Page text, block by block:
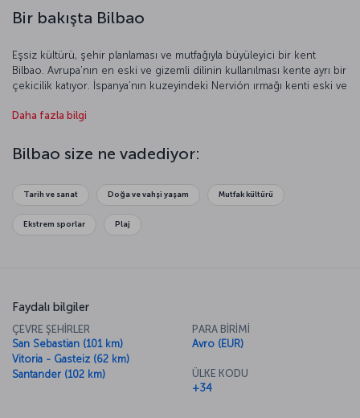
Bir bakışta Bilbao
Eşsiz kültürü, şehir planlaması ve mutfağıyla büyüleyici bir kent
Bilbao. Avrupa’nın en eski ve gizemli dilinin kullanılması kente ayrı bir
çekicilik katıyor. İspanya’nın kuzeyindeki Nervión ırmağı kenti eski ve
olarak kabul edilen Guggenheim, kentin tam merkezinde bulunuyor.
isteriz.
Daha fazla bilgi
Bilbao size ne vadediyor:
Tarih ve sanat Doğa ve vahşi yaşam Mutfak kültürü
Ekstrem sporlar Plaj
Faydalı bilgiler
ÇEVRE ŞEHİRLER
San Sebastian (101 km)
Vitoria - Gasteiz (62 km)
Santander (102 km)
PARA BİRİMİ
Avro (EUR)
ÜLKE KODU
+34